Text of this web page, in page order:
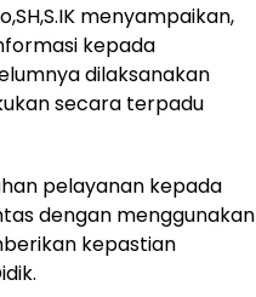
menyampaikan,
kepada
dilaksanakan
secara terpadu
pelayanan kepada
dengan menggunakan
kepastian